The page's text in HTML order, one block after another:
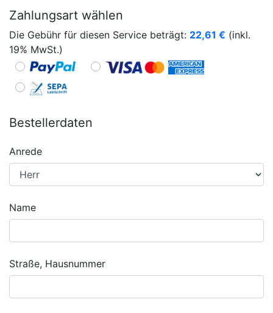
Zahlungsart wählen
Die Gebühr für diesen Service beträgt: 22,61 € (inkl.
19% MwSt.)
Bestellerdaten
Anrede
Name
Straße, Hausnummer